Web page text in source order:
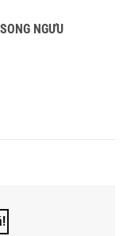
SONG NGƯU